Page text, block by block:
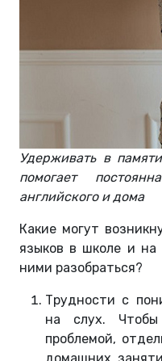
Удерживать в
помогает
английского и дома
Какие могут
языков в школе и на
ними разобраться?
Трудности с
на слух.
проблемой,